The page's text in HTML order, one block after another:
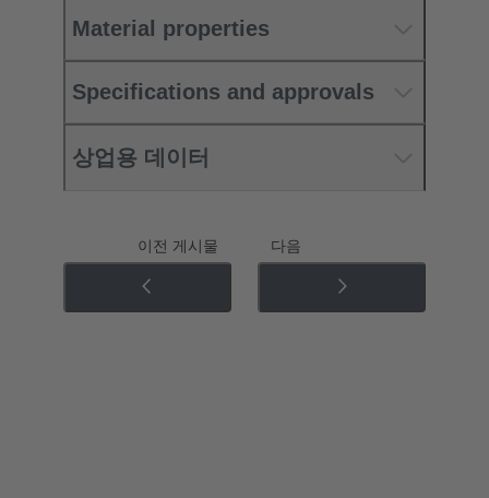
Material properties
Specifications and approvals
상업용 데이터
이전 게시물 다음